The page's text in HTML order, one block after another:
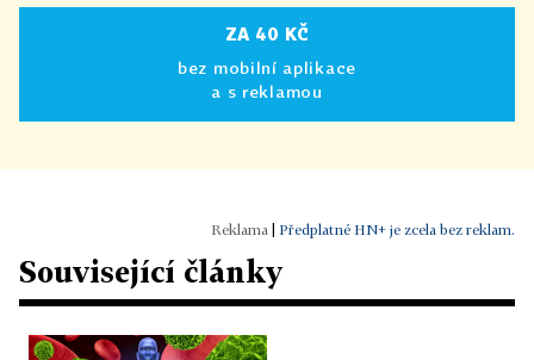
ZA 40 KČ
bez mobilní aplikace
a s reklamou
Předplatné HN+ je zcela bez reklam.
Související články